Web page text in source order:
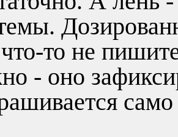
то не
- оно